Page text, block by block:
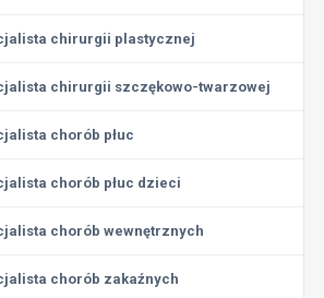
chirurgii plastycznej
chirurgii szczękowo-twarzowej
chorób płuc
chorób płuc dzieci
chorób wewnętrznych
chorób zakaźnych